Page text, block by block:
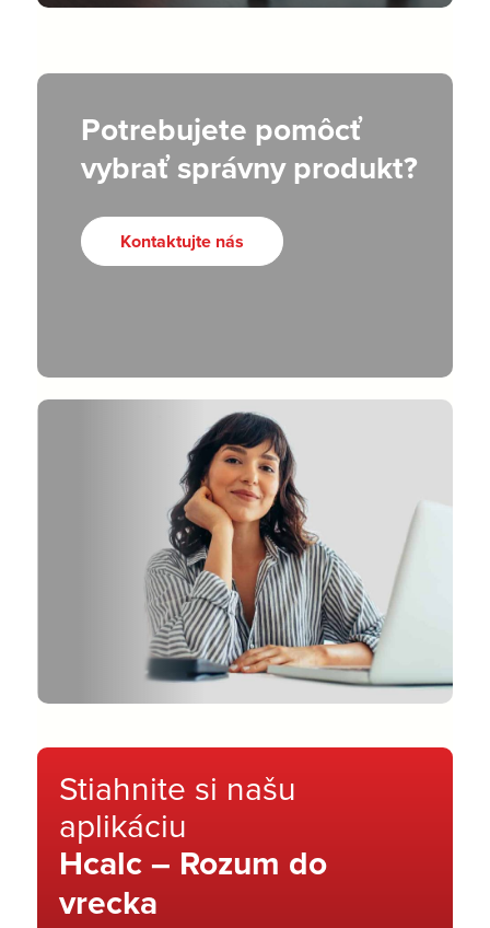
Potrebujete pomôcť
vybrať správny produkt?
Kontaktujte nás
Stiahnite si našu
aplikáciu
Hcalc – Rozum do
vrecka